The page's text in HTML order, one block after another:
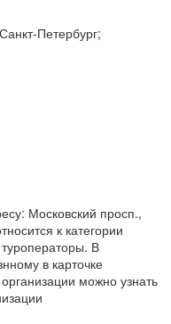
Санкт-Петербург;
Московский просп.,
к категории
В
в карточке
можно узнать